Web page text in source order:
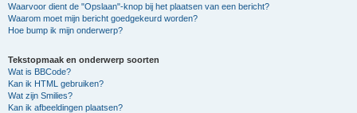
Waarvoor dient de "Opslaan"-knop bij het plaatsen van een bericht?
Waarom moet mijn bericht goedgekeurd worden?
Hoe bump ik mijn onderwerp?
Tekstopmaak en onderwerp soorten
Wat is BBCode?
Kan ik HTML gebruiken?
Wat zijn Smilies?
Kan ik afbeeldingen plaatsen?